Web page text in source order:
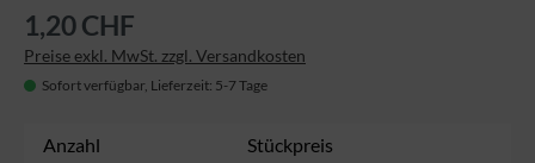
1,20 CHF
Preise exkl. MwSt. zzgl. Versandkosten
Sofort verfügbar, Lieferzeit: 5-7 Tage
Anzahl Stückpreis